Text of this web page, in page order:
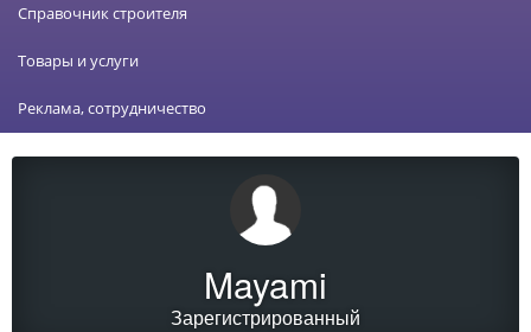
Справочник строителя
Товары и услуги
Реклама, сотрудничество
Mayami
Зарегистрированный